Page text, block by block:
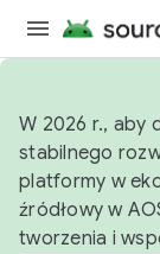
W 2026 r., aby
stabilnego
platformy w
źródłowy w
tworzenia i